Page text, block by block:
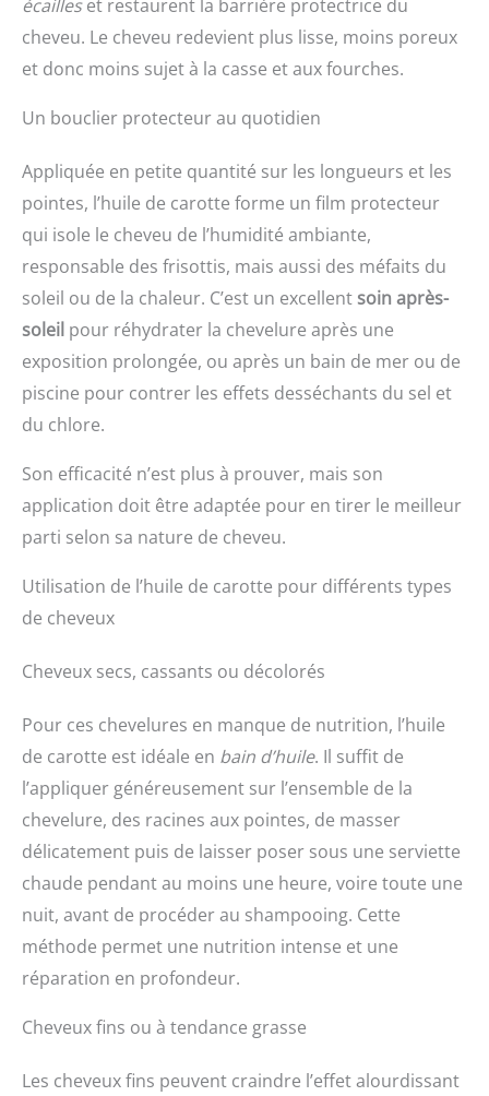
écailleset restaurent la barrière protectrice du
cheveu. Le cheveu redevient plus lisse, moins poreux
et donc moins sujet à la casse et aux fourches.
Un bouclier protecteur au quotidien
Appliquée en petite quantité sur les longueurs et les
pointes, l’huile de carotte forme un film protecteur
qui isole le cheveu de l’humidité ambiante,
responsable des frisottis, mais aussi des méfaits du
soleil ou de la chaleur. C’est un excellentsoin après-
soleil pour réhydrater la chevelure après une
exposition prolongée, ou après un bain de mer ou de
piscine pour contrer les effets desséchants du sel et
du chlore.
Son efficacité n’est plus à prouver, mais son
application doit être adaptée pour en tirer le meilleur
parti selon sa nature de cheveu.
Utilisation de l’huile de carotte pour différents types
de cheveux
Cheveux secs, cassants ou décolorés
Pour ces chevelures en manque de nutrition, l’huile
de carotte est idéale en bain d’huile. Il suffit de
l’appliquer généreusement sur l’ensemble de la
chevelure, des racines aux pointes, de masser
délicatement puis de laisser poser sous une serviette
chaude pendant au moins une heure, voire toute une
nuit, avant de procéder au shampooing. Cette
méthode permet une nutrition intense et une
réparation en profondeur.
Cheveux fins ou à tendance grasse
Les cheveux fins peuvent craindre l’effet alourdissant